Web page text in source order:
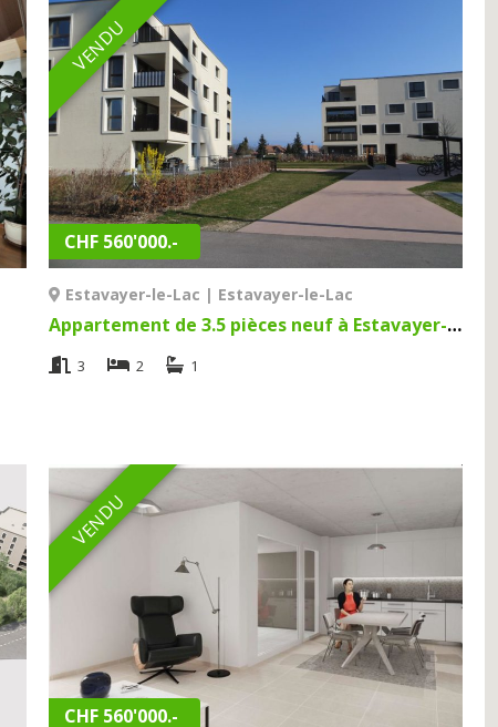
VENDU
CHF 560'000.-
Estavayer-le-Lac | Estavayer-le-Lac
Appartement de 3.5 pièces neuf à Estavayer-le-Lac | Estavayer-le-Lac
3 2 1
VENDU
CHF 560'000.-